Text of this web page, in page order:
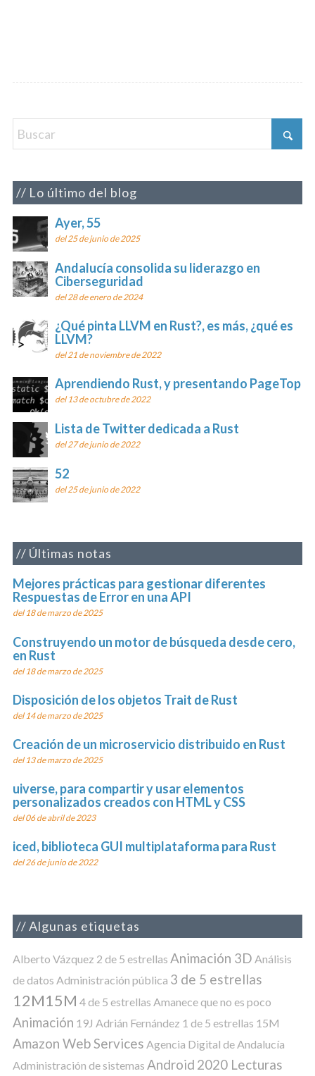
Lo último del blog
Ayer, 55
del 25 de junio de 2025
Andalucía consolida su liderazgo en
Ciberseguridad
del 28 de enero de 2024
¿Qué pinta LLVM en Rust?, es más, ¿qué es
LLVM?
del 21 de noviembre de 2022
Aprendiendo Rust, y presentando PageTop
del 13 de octubre de 2022
Lista de Twitter dedicada a Rust
del 27 de junio de 2022
52
del 25 de junio de 2022
Últimas notas
Mejores prácticas para gestionar diferentes
Respuestas de Error en una API
del 18 de marzo de 2025
Construyendo un motor de búsqueda desde cero,
en Rust
del 18 de marzo de 2025
Disposición de los objetos Trait de Rust
del 14 de marzo de 2025
Creación de un microservicio distribuido en Rust
del 13 de marzo de 2025
uiverse, para compartir y usar elementos
personalizados creados con HTML y CSS
del 06 de abril de 2023
iced, biblioteca GUI multiplataforma para Rust
del 26 de junio de 2022
Algunas etiquetas
Alberto Vázquez 2 de 5 estrellas Animación 3D Análisis
de datos Administración pública 3 de 5 estrellas
12M15M 4 de 5 estrellas Amanece que no es poco
Animación 19J Adrián Fernández 1 de 5 estrellas 15M
Amazon Web Services Agencia Digital de Andalucía
Administración de sistemas Android 2020 Lecturas